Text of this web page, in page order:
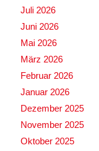
Juli 2026
Juni 2026
Mai 2026
März 2026
Februar 2026
Januar 2026
Dezember 2025
November 2025
Oktober 2025